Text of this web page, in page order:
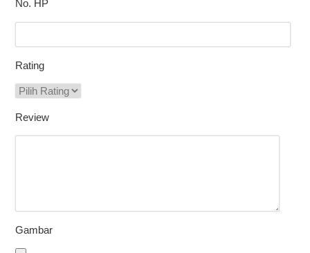
No. HP
Rating
Review
Gambar